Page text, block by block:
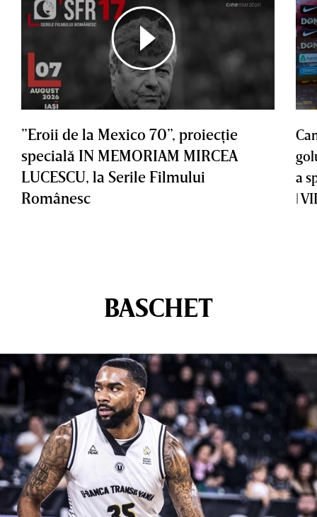
”Eroii de la Mexico 70”, proiecţie
specială IN MEMORIAM MIRCEA
LUCESCU, la Serile Filmului
Românesc
a
|
BASCHET